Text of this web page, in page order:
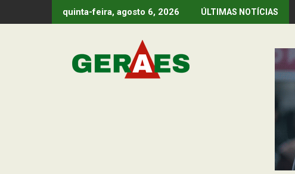
to
quinta-feira, agosto 6, 2026 ÚLTIMAS NOTÍCIAS